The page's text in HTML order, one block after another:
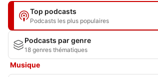
Top podcasts
Podcasts les plus populaires
Podcasts par genre
18 genres thématiques
Musique